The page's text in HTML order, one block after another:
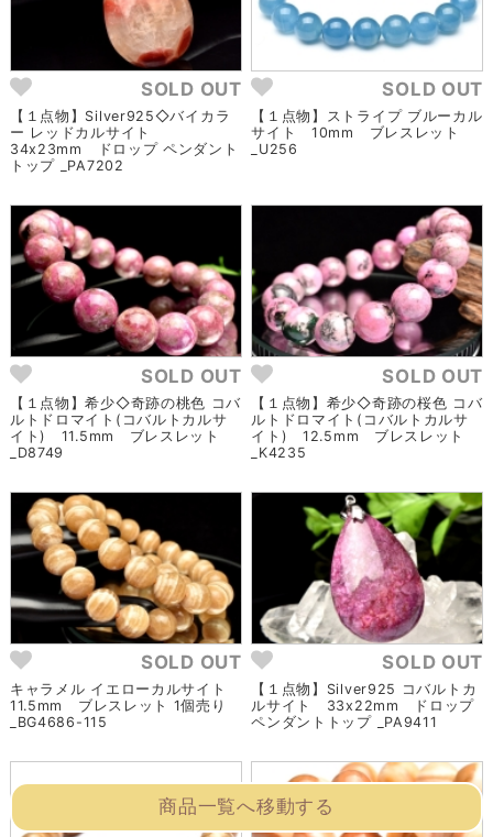
商品一覧へ移動する
SOLD OUT
【１点物】Silver925◇バイカラ
ー レッドカルサイト
34x23mm ドロップ ペンダント
トップ _PA7202
SOLD OUT
【１点物】ストライプ ブルーカル
サイト 10mm ブレスレット
_U256
SOLD OUT
【１点物】希少◇奇跡の桃色 コバ
ルトドロマイト(コバルトカルサ
イト) 11.5mm ブレスレット
_D8749
SOLD OUT
【１点物】希少◇奇跡の桜色 コバ
ルトドロマイト(コバルトカルサ
イト) 12.5mm ブレスレット
_K4235
SOLD OUT
キャラメル イエローカルサイト
11.5mm ブレスレット 1個売り
_BG4686-115
SOLD OUT
【１点物】Silver925 コバルトカ
ルサイト 33x22mm ドロップ
ペンダントトップ _PA9411